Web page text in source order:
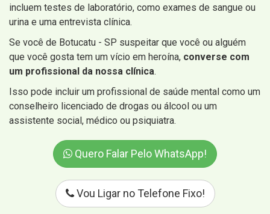
incluem testes de laboratório, como exames de sangue ou
urina e uma entrevista clínica.
Se você de Botucatu - SP suspeitar que você ou alguém
que você gosta tem um vício em heroína, converse com
um profissional da nossa clínica.
Isso pode incluir um profissional de saúde mental como um
conselheiro licenciado de drogas ou álcool ou um
assistente social, médico ou psiquiatra.
Quero Falar Pelo WhatsApp!
Vou Ligar no Telefone Fixo!